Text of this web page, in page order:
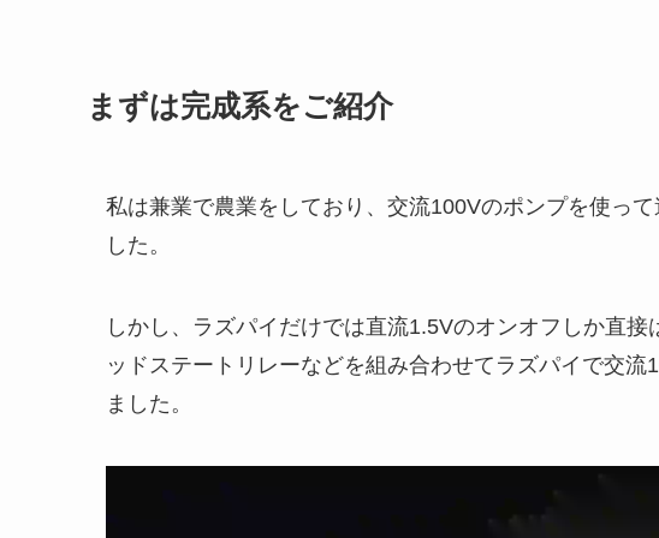
まずは完成系をご紹介
私は兼業で農業をしており、交流100Vのポンプを使っ
した。
しかし、ラズパイだけでは直流1.5Vのオンオフしか直
ッドステートリレーなどを組み合わせてラズパイで交
ました。